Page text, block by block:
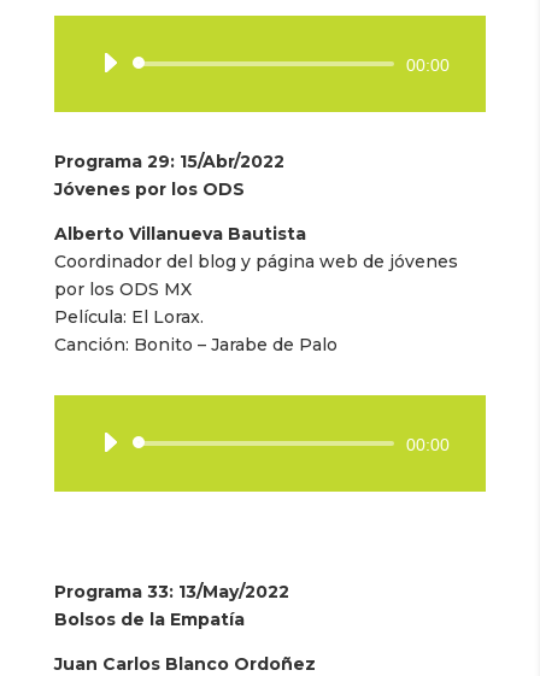
Reproductor
audio
00:00
Programa 29: 15/Abr/2022
Jóvenes por los ODS
Alberto Villanueva Bautista
Coordinador del blog y página web de jóvenes
por los ODS MX
Película: El Lorax.
Canción: Bonito – Jarabe de Palo
Reproductor
audio
00:00
Programa 33: 13/May/2022
Bolsos de la Empatía
Juan Carlos Blanco Ordoñez